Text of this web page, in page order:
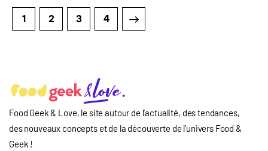
1 2 3 4
>
Food Geek & Love, le site autour de l’actualité, des tendances,
des nouveaux concepts et de la découverte de l’univers Food&
Geek !